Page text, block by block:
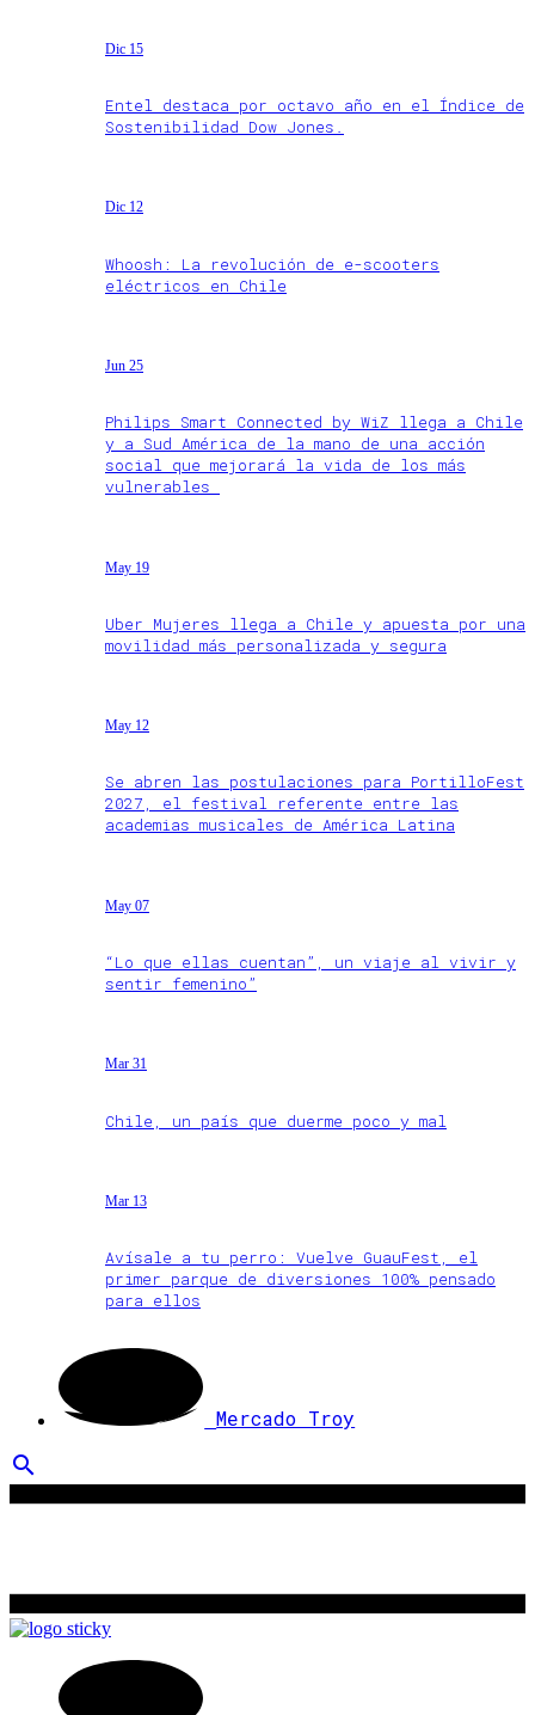
Dic 15
Entel destaca por octavo año en el Índice de
Sostenibilidad Dow Jones.
Dic 12
Whoosh: La revolución de e-scooters
eléctricos en Chile
Jun 25
Philips Smart Connected by WiZ llega a Chile
y a Sud América de la mano de una acción
social que mejorará la vida de los más
vulnerables
May 19
Uber Mujeres llega a Chile y apuesta por una
movilidad más personalizada y segura
May 12
Se abren las postulaciones para PortilloFest
2027, el festival referente entre las
academias musicales de América Latina
May 07
“Lo que ellas cuentan”, un viaje al vivir y
sentir femenino”
Mar 31
Chile, un país que duerme poco y mal
Mar 13
Avísale a tu perro: Vuelve GuauFest, el
primer parque de diversiones 100% pensado
para ellos
Mercado Troy
search